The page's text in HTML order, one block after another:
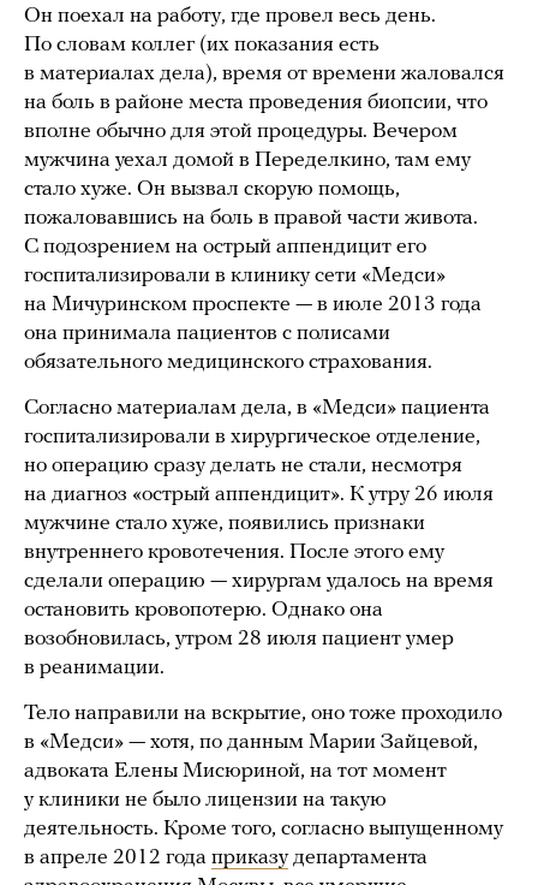
Он поехал на работу, где провел весь день.
По словам коллег (их показания есть
в материалах дела), время от времени жаловался
на боль в районе места проведения биопсии, что
вполне обычно для этой процедуры. Вечером
мужчина уехал домой в Переделкино, там ему
стало хуже. Он вызвал скорую помощь,
пожаловавшись на боль в правой части живота.
С подозрением на острый аппендицит его
госпитализировали в клинику сети «Медси»
на Мичуринском проспекте — в июле 2013 года
она принимала пациентов с полисами
обязательного медицинского страхования.
Согласно материалам дела, в «Медси» пациента
госпитализировали в хирургическое отделение,
но операцию сразу делать не стали, несмотря
на диагноз «острый аппендицит». К утру 26 июля
мужчине стало хуже, появились признаки
внутреннего кровотечения. После этого ему
сделали операцию — хирургам удалось на время
остановить кровопотерю. Однако она
возобновилась, утром 28 июля пациент умер
в реанимации.
Тело направили на вскрытие, оно тоже проходило
в «Медси» — хотя, по данным Марии Зайцевой,
адвоката Елены Мисюриной, на тот момент
у клиники не было лицензии на такую
деятельность. Кроме того, согласно выпущенному
в апреле 2012 года приказудепартамента